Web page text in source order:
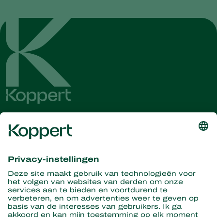
Ontvang het laatste nieuws en
informatie
Hier aanmelden
Partners with Nature